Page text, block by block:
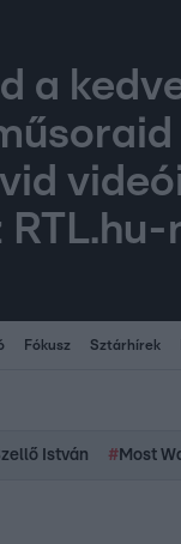
a
RTL.hu-
Fókusz Sztárhírek
István # Most